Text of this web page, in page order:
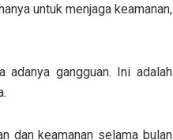
untuk menjaga keamanan,
adanya gangguan. Ini adalah
dan keamanan selama bulan